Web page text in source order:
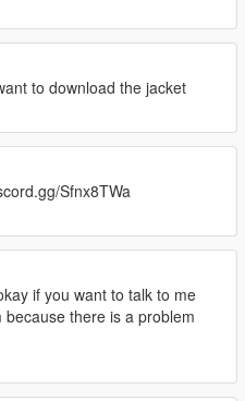
to download the jacket
Sfnx8TWa
if you want to talk to me
there is a problem